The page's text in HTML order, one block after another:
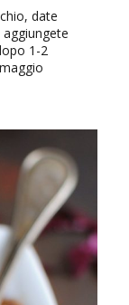
date
1-2